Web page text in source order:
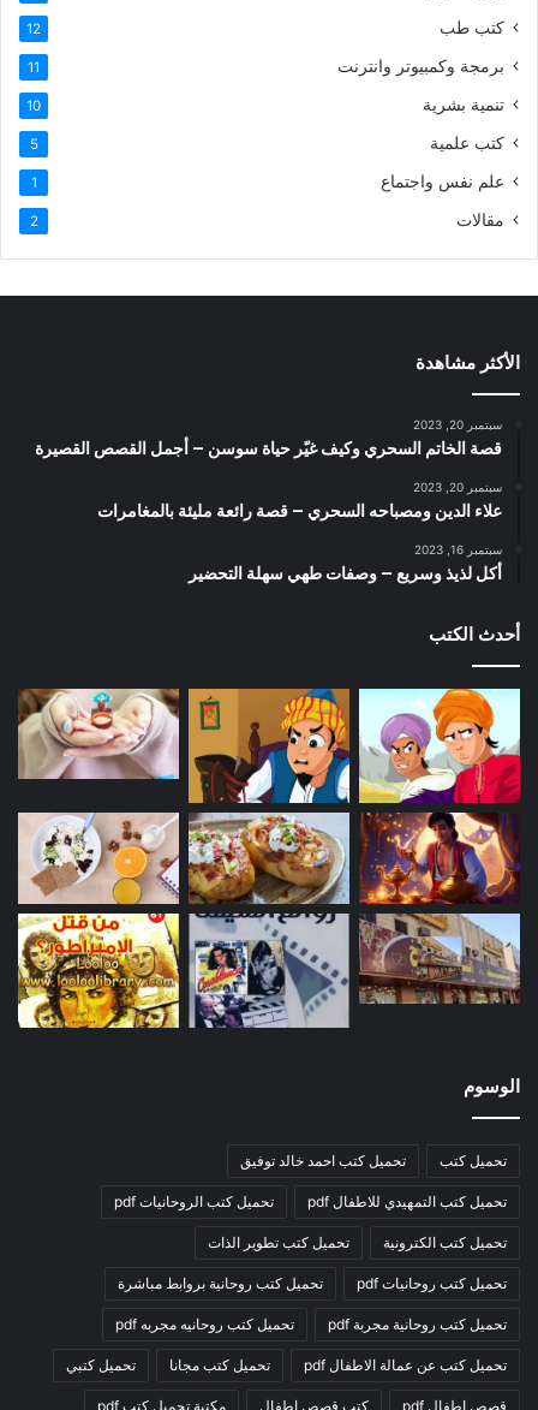
كتب طب 12
برمجة وكمبيوتر وانترنت 11
تنمية بشرية 10
كتب علمية 5
علم نفس واجتماع 1
مقالات 2
الأكثر مشاهدة
سبتمبر 20, 2023
قصة الخاتم السحري وكيف غيّر حياة سوسن – أجمل القصص القصيرة
سبتمبر 20, 2023
علاء الدين ومصباحه السحري – قصة رائعة مليئة بالمغامرات
سبتمبر 16, 2023
أكل لذيذ وسريع – وصفات طهي سهلة التحضير
أحدث الكتب
الوسوم
تحميل كتب تحميل كتب احمد خالد توفيق
تحميل كتب التمهيدي للاطفال pdf تحميل كتب الروحانيات pdf
تحميل كتب الكترونية تحميل كتب تطوير الذات
تحميل كتب روحانيات pdf تحميل كتب روحانية بروابط مباشرة
تحميل كتب روحانية مجربة pdf تحميل كتب روحانيه مجربه pdf
تحميل كتب عن عمالة الاطفال pdf تحميل كتب مجانا تحميل كتبي
قصص اطفال pdf كتب قصص اطفال مكتبة تحميل كتب pdf